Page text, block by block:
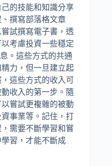
的技能和知識分享
撰寫部落格文章
試撰寫電子書，透
考慮投資一些穩定
。這些方式的共通
力，但一旦建立起
這些方式的收入可
收入的第一步。隨
嘗試更複雜的被動
事業等。記住，打
需要不斷學習和嘗
習，才能不斷成